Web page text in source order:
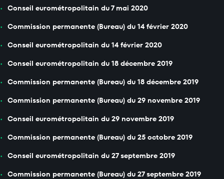
Conseil eurométropolitain du 7 mai 2020
Commission permanente (Bureau) du 14 février 2020
Conseil eurométropolitain du 14 février 2020
Conseil eurométropolitain du 18 décembre 2019
Commission permanente (Bureau) du 18 décembre 2019
Commission permanente (Bureau) du 29 novembre 2019
Conseil eurométropolitain du 29 novembre 2019
Commission permanente (Bureau) du 25 octobre 2019
Conseil eurométropolitain du 27 septembre 2019
Commission permanente (Bureau) du 27 septembre 2019